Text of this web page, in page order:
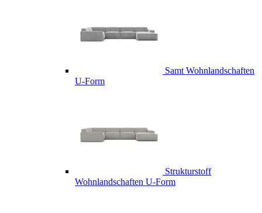
Samt Wohnlandschaften
U-Form
Strukturstoff
Wohnlandschaften U-Form